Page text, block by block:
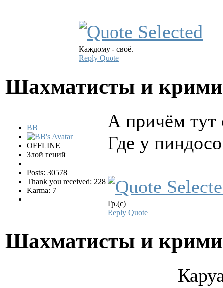
Каждому - своё.
Reply Quote
Шахматисты и
BB
OFFLINE
Злой гений
Posts: 30578
Thank you received: 228
Karma: 7
А причём тут
Где у
Гр.(с)
Reply Quote
Шахматисты и